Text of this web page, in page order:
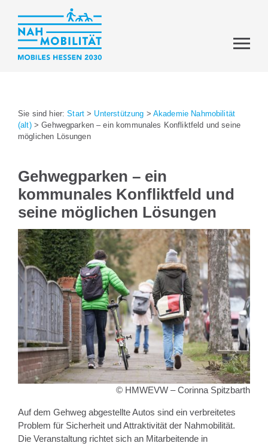
Sie sind hier:Start > Unterstützung > Akademie Nahmobilität
(alt)>Gehwegparken – ein kommunales Konfliktfeld und seine
möglichen Lösungen
Gehwegparken – ein
kommunales Konfliktfeld und
seine möglichen Lösungen
© HMWEVW – Corinna Spitzbarth
Auf dem Gehweg abgestellte Autos sind ein verbreitetes
Problem für Sicherheit und Attraktivität der Nahmobilität.
Die Veranstaltung richtet sich an Mitarbeitende in